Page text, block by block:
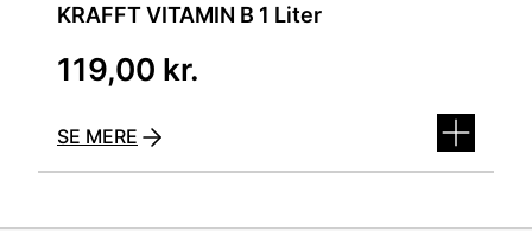
KRAFFT VITAMIN B 1 Liter
119,00 kr.
SE MERE